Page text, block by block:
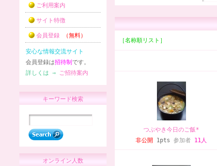
ご利用案内
サイト特徴
会員登録 （無料）
安心な情報交流サイト
会員登録は招待制 です。
詳しくは ⇒ ご招待案内
キーワード検索
オンライン人数
［名称順リスト］
つぶやき今日のご飯*
非公開 1pts 参加者 11人